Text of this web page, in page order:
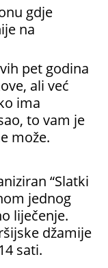
gdje
na
pet godina
ali već
ima
to vam je
može.
“Slatki
jednog
liječenje.
džamije
sati.